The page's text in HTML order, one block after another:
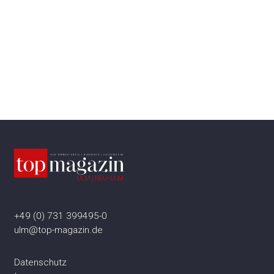
+49 (0) 731 399495-0
ulm@top-magazin.de
Datenschutz